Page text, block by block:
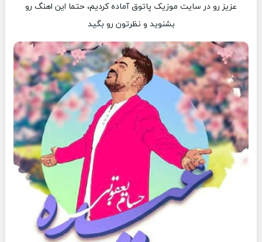
عزیز رو در سایت موزیک پاتوق آماده کردیم، حتما این اهنگ رو
بشنوید و نظرتون رو بگید